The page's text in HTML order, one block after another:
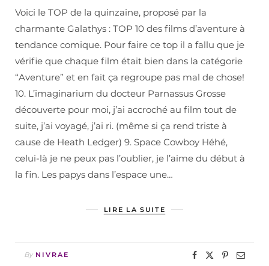
Voici le TOP de la quinzaine, proposé par la
charmante Galathys : TOP 10 des films d’aventure à
tendance comique. Pour faire ce top il a fallu que je
vérifie que chaque film était bien dans la catégorie
“Aventure” et en fait ça regroupe pas mal de chose!
10. L’imaginarium du docteur Parnassus Grosse
découverte pour moi, j’ai accroché au film tout de
suite, j’ai voyagé, j’ai ri. (même si ça rend triste à
cause de Heath Ledger) 9. Space Cowboy Héhé,
celui-là je ne peux pas l’oublier, je l’aime du début à
la fin. Les papys dans l’espace une…
LIRE LA SUITE
By NIVRAE